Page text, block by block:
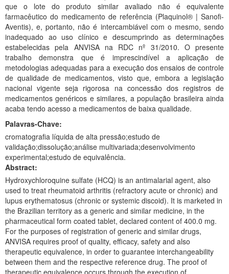
que o lote do produto similar avaliado não é equivalente
farmacêutico do medicamento de referência (Plaquinol® | Sanofi-
Aventis), e, portanto, não é intercambiável com o mesmo, sendo
inadequado ao uso clínico e descumprindo as determinações
estabelecidas pela ANVISA na RDC nº 31/2010. O presente
trabalho demonstra que é imprescindível a aplicação de
metodologias adequadas para a execução dos ensaios de controle
de qualidade de medicamentos, visto que, embora a legislação
nacional vigente seja rigorosa na concessão dos registros de
medicamentos genéricos e similares, a população brasileira ainda
acaba tendo acesso a medicamentos de baixa qualidade.
Palavras-Chave:
cromatografia líquida de alta pressão;estudo de
validação;dissolução;análise multivariada;desenvolvimento
experimental;estudo de equivalência.
Abstract:
Hydroxychloroquine sulfate (HCQ) is an antimalarial agent, also
used to treat rheumatoid arthritis (refractory acute or chronic) and
lupus erythematosus (chronic or systemic discoid). It is marketed in
the Brazilian territory as a generic and similar medicine, in the
pharmaceutical form coated tablet, declared content of 400.0 mg.
For the purposes of registration of generic and similar drugs,
ANVISA requires proof of quality, efficacy, safety and also
therapeutic equivalence, in order to guarantee interchangeability
between them and the respective reference drug. The proof of
therapeutic equivalence occurs through the execution of